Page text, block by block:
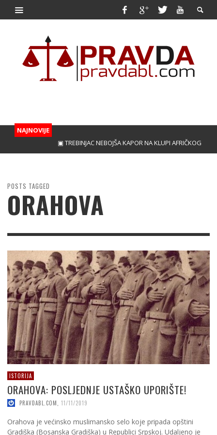
NAJNOVIJE
▣ TREBINJAC NEBOJŠA KAPOR NA KLUPI AFRIČKOG
POSTS TAGGED
ORAHOVA
ISTORIJA
ORAHOVA: POSLJEDNJE USTAŠKO UPORIŠTE!
PRAVDABL.COM 11/11/2019
Orahova je većinsko muslimansko selo koje pripada opštini
Gradiška (Bosanska Gradiška) u Republici Srpskoj. Udaljeno je